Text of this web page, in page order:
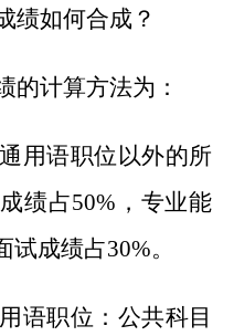
绩如何合成？
的计算方法为：
用语职位以外的所
绩占50%，专业能
成绩占30%。
语职位：公共科目